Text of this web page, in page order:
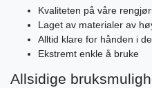
Kvaliteten på våre
Laget av materialer av
Alltid klare for hånden i
Ekstremt enkle å bruke
Allsidige